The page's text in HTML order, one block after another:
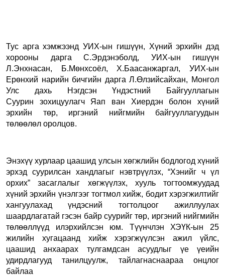
Тус арга хэмжээнд УИХ-ын гишүүн, Хүний эрхийн дэд
хорооны дарга С.Эрдэнэболд, УИХ-ын гишүүн
Л.Энхнасан, Б.Мөнхсоёл, Х.Баасанжаргал, УИХ-ын
Ерөнхий нарийн бичгийн дарга Л.Өлзийсайхан, Монгол
Улс дахь Нэгдсэн Үндэстний Байгууллагын
Суурин
зохицуулагч Яап ван Хиердэн болон хүний
эрхийн төр, иргэний нийгмийн байгууллагуудын
төлөөлөл оролцов.
Энэхүү хурлаар цаашид улсын хөгжлийн бодлогод хүний
эрхэд суурилсан хандлагыг нэвтрүүлэх, “Хэнийг ч үл
орхих” засаглалыг хөгжүүлэх, хууль тогтоомжуудад
хүний эрхийн үнэлгээг тогтмол хийж, бодит хэрэгжилтийг
хангуулахад үндэсний тогтолцоог ажиллуулах
шаардлагатай гэсэн байр суурийг төр, иргэний нийгмийн
төлөөллүүд илэрхийлсэн юм. Түүнчлэн ХЭҮК-ын 25
жилийн хугацаанд хийж хэрэгжүүлсэн ажил үйлс,
цаашид анхаарах тулгамдсан асуудлыг үе үеийн
удирдлагууд танилцуулж, тайлагнаснаараа онцлог
байлаа